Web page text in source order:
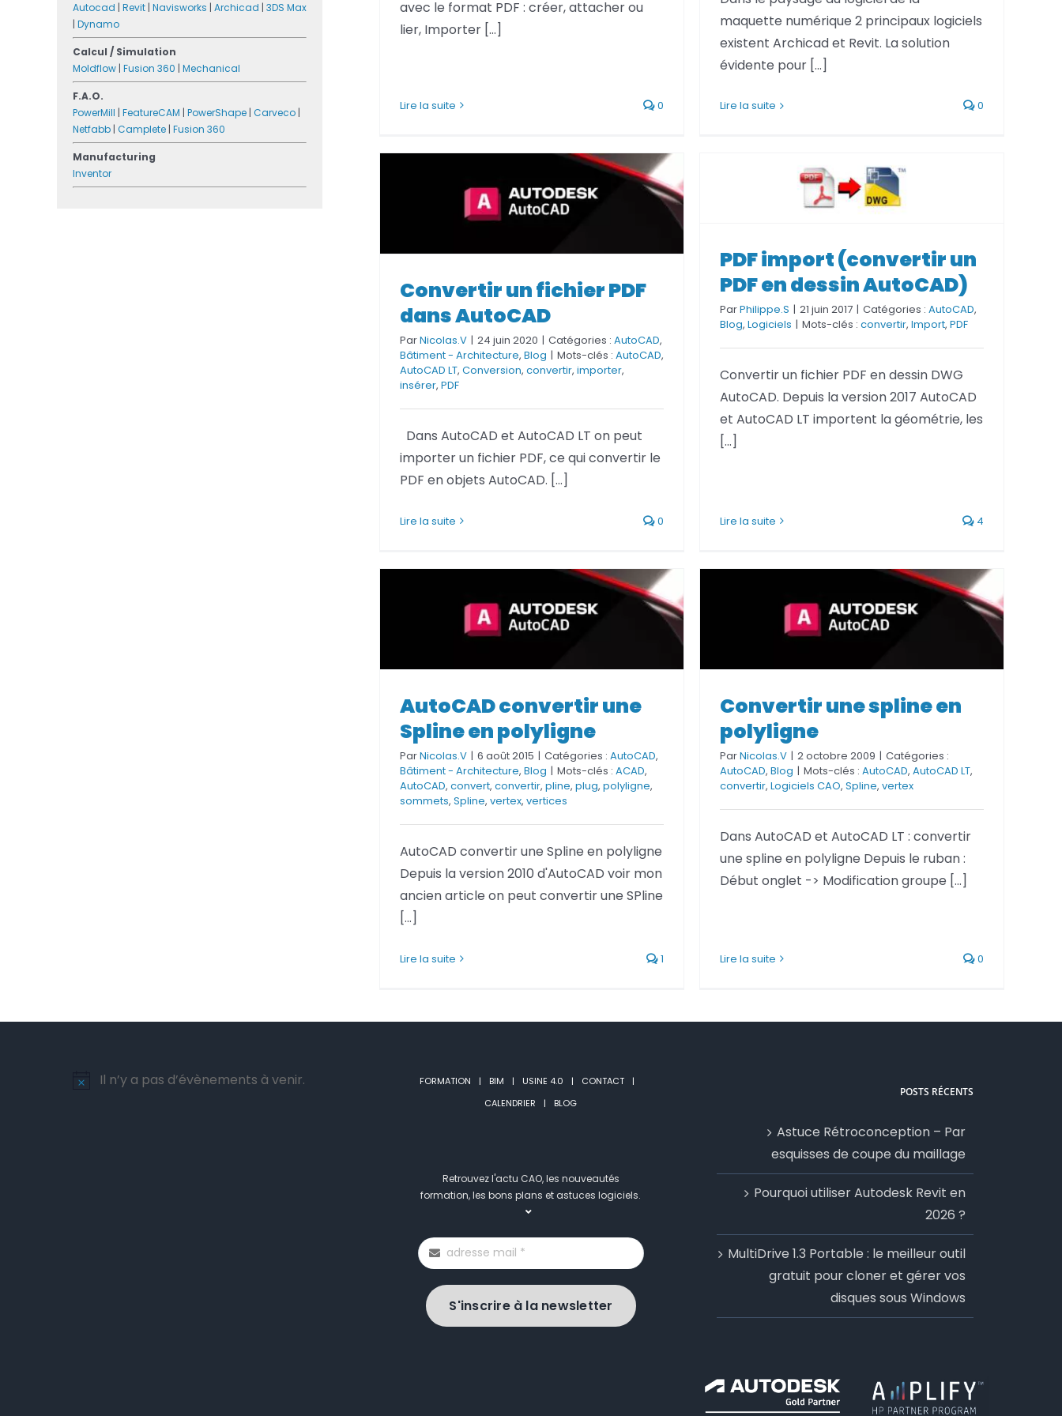
Netfabb Services FAO
Services Fusion
avec le format PDF : créer, attacher ou
lier, Importer [...]
Lire la suite 0
maquette numérique 2 principaux logiciels
existent Archicad et Revit. La solution
évidente pour [...]
Lire la suite 0
Convertir un fichier PDF dans
AutoCAD
Convertir un fichier PDF
dans AutoCAD
ParNicolas.V | 24 juin 2020 | Catégories : AutoCAD,
Bâtiment - Architecture, Blog | Mots-clés : AutoCAD,
AutoCAD LT, Conversion, convertir, importer,
insérer, PDF
Dans AutoCAD et AutoCAD LT on peut
importer un fichier PDF, ce qui convertir le
PDF en objets AutoCAD. [...]
Lire la suite 0
PDF import (convertir un PDF en
dessin AutoCAD)
PDF import (convertir un
PDF en dessin AutoCAD)
ParPhilippe.S | 21 juin 2017 | Catégories : AutoCAD,
Blog, Logiciels | Mots-clés : convertir, Import, PDF
Convertir un fichier PDF en dessin DWG
AutoCAD. Depuis la version 2017 AutoCAD
et AutoCAD LT importent la géométrie, les
[...]
Lire la suite 4
AutoCAD convertir une Spline en
polyligne
AutoCAD convertir une
Spline en polyligne
ParNicolas.V | 6 août 2015 | Catégories : AutoCAD,
Bâtiment - Architecture, Blog | Mots-clés : ACAD,
AutoCAD, convert, convertir, pline, plug, polyligne,
sommets, Spline, vertex, vertices
AutoCAD convertir une Spline en polyligne
Depuis la version 2010 d'AutoCAD voir mon
ancien article on peut convertir une SPline
[...]
Lire la suite 1
Convertir une spline en
polyligne
Convertir une spline en
polyligne
ParNicolas.V | 2 octobre 2009 | Catégories :
AutoCAD, Blog | Mots-clés : AutoCAD, AutoCAD LT,
convertir, Logiciels CAO, Spline, vertex
Dans AutoCAD et AutoCAD LT : convertir
une spline en polyligne Depuis le ruban :
Début onglet -> Modification groupe [...]
Lire la suite 0
Autocad | Revit | Navisworks | Archicad | 3DS Max
| Dynamo
Calcul / Simulation
Moldflow | Fusion 360 | Mechanical
F.A.O.
PowerMill | FeatureCAM | PowerShape | Carveco |
Netfabb | Camplete | Fusion 360
Manufacturing
Inventor
Notice
Il n’y a pas d’évènements à venir. FORMATION BIM USINE 4.0
CONTACT
CALENDRIER
BLOG
Retrouvez l'actu CAO, les nouveautés
formation, les bons plans et astuces logiciels.
S'inscrire à la newsletter
POSTS RÉCENTS
Astuce Rétroconception – Par
esquisses de coupe du maillage
Pourquoi utiliser Autodesk Revit en
2026 ?
MultiDrive 1.3 Portable : le meilleur outil
gratuit pour cloner et gérer vos
disques sous Windows